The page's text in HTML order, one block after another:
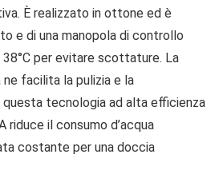
È realizzato in ottone ed è
e di una manopola di controllo
per evitare scottature. La
facilita la pulizia e la
questa tecnologia ad alta efficienza
riduce il consumo d’acqua
costante per una doccia